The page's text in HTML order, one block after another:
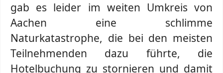
gab es leider im weiten Umkreis von
Aachen eine schlimme
Naturkatastrophe, die bei den meisten
Teilnehmenden dazu führte, die
Hotelbuchung zu stornieren und damit